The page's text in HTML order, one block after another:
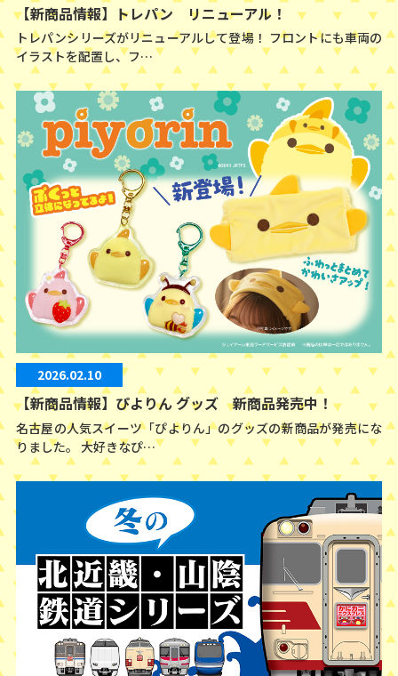
【新商品情報】トレパン リニューアル！
トレパンシリーズがリニューアルして登場！ フロントにも車両の
イラストを配置し、フ…
2026.02.10
【新商品情報】ぴよりん グッズ 新商品発売中！
名古屋の人気スイーツ「ぴよりん」のグッズの新商品が発売にな
りました。 大好きなぴ…